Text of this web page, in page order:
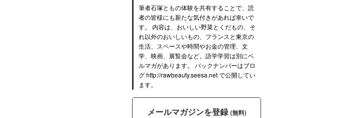
筆者石塚ともの体験を共有することで、読
者の皆様にも新たな気付きがあれば幸いで
す。 内容は、おいしい野菜とくだもの、そ
れ以外のおいしいもの、フランスと東京の
生活、スペースや時間やお金の管理、文
学、映画、展覧会など。語学学習は別にベ
ルマガがあります。 バックナンバーはブロ
グ http://rawbeauty.seesa.net で公開してい
ます。
メールマガジンを登録(無料)